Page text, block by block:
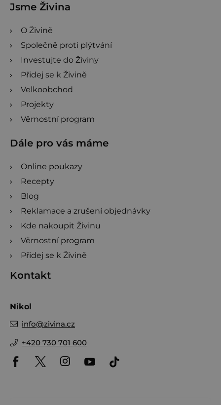
Jsme Živina
O Živině
Společně proti plýtvání
Investujte do Živiny
Přidej se k Živině
Velkoobchod
Projekty
Věrnostní program
Dále pro vás máme
Online poukazy
Recepty
Blog
Reklamace a zrušení objednávky
Kde nakoupit Živinu
Věrnostní program
Přidej se k Živině
Kontakt
Nikol
info@zivina.cz
+420 730 701 600